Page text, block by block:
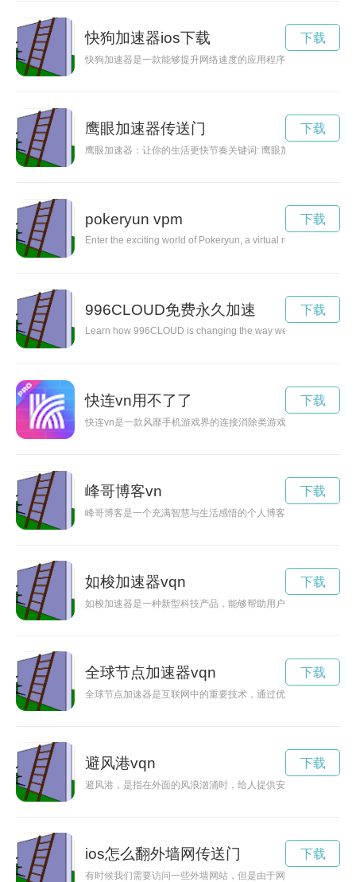
快狗加速器ios下载
快狗加速器是一款能够提升网络速度的应用程序，让用户能够
下载
鹰眼加速器传送门
鹰眼加速器：让你的生活更快节奏关键词: 鹰眼加速器，快节
下载
pokeryun vpm
Enter the exciting world of Pokeryun, a virtual reality gaming
下载
996CLOUD免费永久加速
Learn how 996CLOUD is changing the way we work and
下载
快连vn用不了了
快连vn是一款风靡手机游戏界的连接消除类游戏，简单易上手
下载
峰哥博客vn
峰哥博客是一个充满智慧与生活感悟的个人博客，关注生活点
下载
如梭加速器vqn
如梭加速器是一种新型科技产品，能够帮助用户在工作和生活
下载
全球节点加速器vqn
全球节点加速器是互联网中的重要技术，通过优化网络节点，
下载
避风港vqn
避风港，是指在外面的风浪汹涌时，给人提供安全、保护、温
下载
ios怎么翻外墙网传送门
有时候我们需要访问一些外墙网站，但是由于网络限制无法访
下载